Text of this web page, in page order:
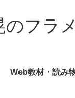
のフラ
Web教材・読み